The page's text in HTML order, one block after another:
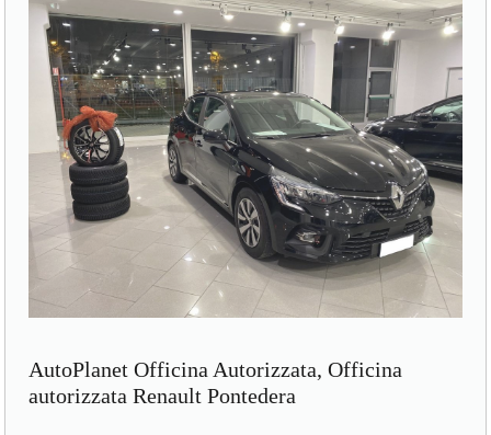
AutoPlanet Officina Autorizzata, Officina
autorizzata Renault Pontedera